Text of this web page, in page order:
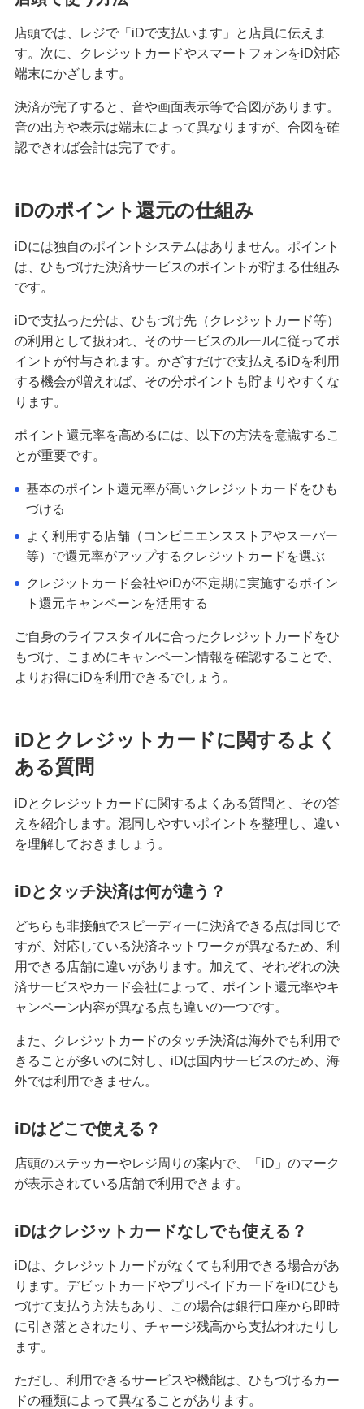
店頭では、レジで「iDで支払います」と店員に伝えま
す。次に、クレジットカードやスマートフォンをiD対応
端末にかざします。
決済が完了すると、音や画面表示等で合図があります。
音の出方や表示は端末によって異なりますが、合図を確
認できれば会計は完了です。
iDのポイント還元の仕組み
iDには独自のポイントシステムはありません。ポイント
は、ひもづけた決済サービスのポイントが貯まる仕組み
です。
iDで支払った分は、ひもづけ先（クレジットカード等）
の利用として扱われ、そのサービスのルールに従ってポ
イントが付与されます。かざすだけで支払えるiDを利用
する機会が増えれば、その分ポイントも貯まりやすくな
ります。
ポイント還元率を高めるには、以下の方法を意識するこ
とが重要です。
基本のポイント還元率が高いクレジットカードをひも
づける
よく利用する店舗（コンビニエンスストアやスーパー
等）で還元率がアップするクレジットカードを選ぶ
クレジットカード会社やiDが不定期に実施するポイン
ト還元キャンペーンを活用する
ご自身のライフスタイルに合ったクレジットカードをひ
もづけ、こまめにキャンペーン情報を確認することで、
よりお得にiDを利用できるでしょう。
iDとクレジットカードに関するよく
ある質問
iDとクレジットカードに関するよくある質問と、その答
えを紹介します。混同しやすいポイントを整理し、違い
を理解しておきましょう。
iDとタッチ決済は何が違う？
どちらも非接触でスピーディーに決済できる点は同じで
すが、対応している決済ネットワークが異なるため、利
用できる店舗に違いがあります。加えて、それぞれの決
済サービスやカード会社によって、ポイント還元率やキ
ャンペーン内容が異なる点も違いの一つです。
また、クレジットカードのタッチ決済は海外でも利用で
きることが多いのに対し、iDは国内サービスのため、海
外では利用できません。
iDはどこで使える？
店頭のステッカーやレジ周りの案内で、「iD」のマーク
が表示されている店舗で利用できます。
iDはクレジットカードなしでも使える？
iDは、クレジットカードがなくても利用できる場合があ
ります。デビットカードやプリペイドカードをiDにひも
づけて支払う方法もあり、この場合は銀行口座から即時
に引き落とされたり、チャージ残高から支払われたりし
ます。
ただし、利用できるサービスや機能は、ひもづけるカー
ドの種類によって異なることがあります。